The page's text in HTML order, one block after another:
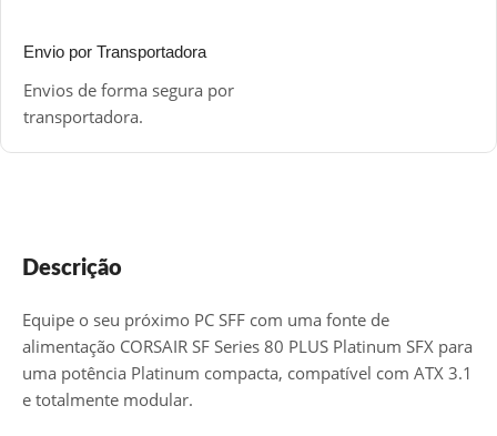
Envio por Transportadora
Envios de forma segura por
transportadora.
Descrição
Equipe o seu próximo PC SFF com uma fonte de
alimentação CORSAIR SF Series 80 PLUS Platinum SFX para
uma potência Platinum compacta, compatível com ATX 3.1
e totalmente modular.